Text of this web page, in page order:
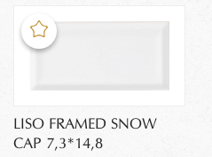
LISO FRAMED SNOW
CAP 7,3*14,8